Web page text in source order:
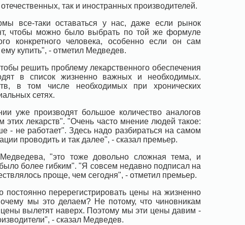
так и иностранных производителей.
все-таки оставаться у нас, даже если рынок
чтобы можно было выбрать по той же формуле
конкретного человека, особенно если он сам
купить", - отметил Медведев.
решить проблему лекарственного обеспечения
в список жизненно важных и необходимых.
в том числе необходимых при хронических
сетях.
уже производят большое количество аналогов
этих лекарств". "Очень часто мнение людей такое:
- не работает". Здесь надо разбираться на самом
проводить и так далее", - сказал премьер.
"это тоже довольно сложная тема, и
более гибким". "Я совсем недавно подписал на
проще, чем сегодня", - отметил премьер.
перерегистрировать цены на жизненно
мы это делаем? Не потому, что чиновникам
цены вылетят наверх. Поэтому мы эти цены давим -
- сказал Медведев.